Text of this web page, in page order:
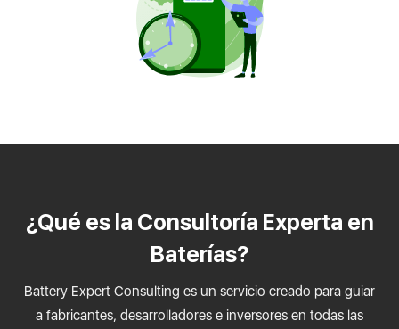
¿Qué es la Consultoría Experta en
Baterías?
Battery Expert Consulting es un servicio creado para guiar
a fabricantes, desarrolladores e inversores en todas las